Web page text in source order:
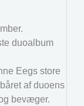
duoalbum
Eegs store
af duoens
bevæger.